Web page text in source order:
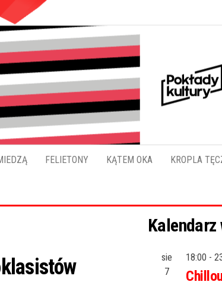
Pokładykultury.eu
FELIETONY KĄTEM OKA KROPLA
Kalendarz
sie
7
18:00 -